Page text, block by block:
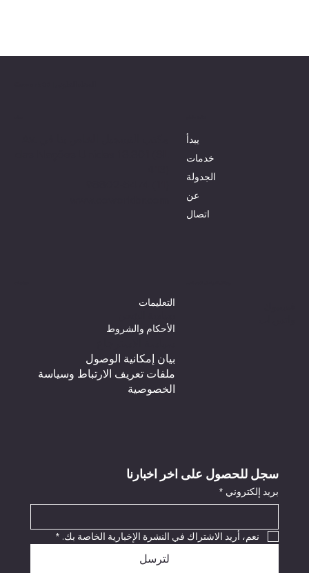
يبدأ
خدمات
الجدولة
عن
اتصال
التعليمات
الأحكام والشروط
بيان إمكانية الوصول
ملفات تعريف الارتباط وسياسة
الخصوصية
سجل للحصول على اخر اخبارنا
بريد إلكتروني *
نعم، أريد الاشتراك في النشرة الإخبارية الخاصة بك. *
لترسل